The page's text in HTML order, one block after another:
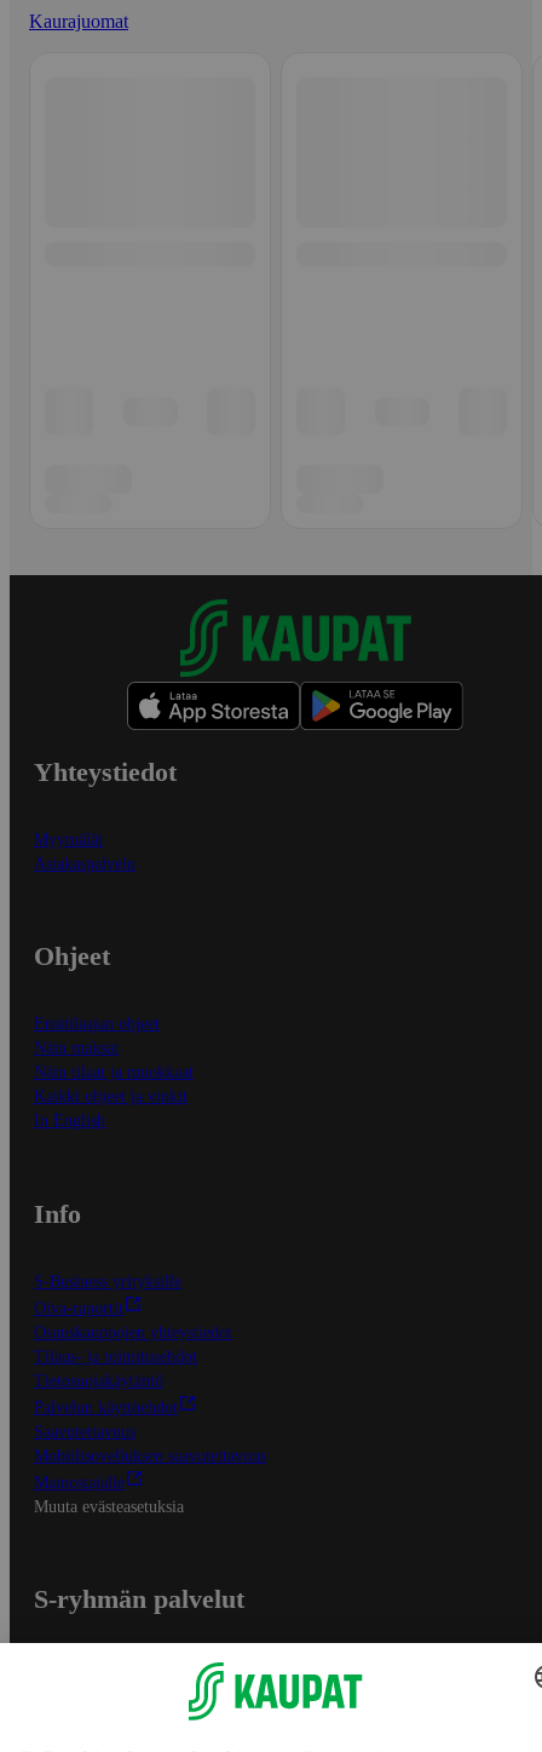
Kaurajuomat
Yhteystiedot
Myymälät
Asiakaspalvelu
Ohjeet
Ensitilaajan ohjeet
Näin maksat
Näin tilaat ja muokkaat
Kaikki ohjeet ja vinkit
In English
Info
S-Business yrityksille
Oiva-raportit
Osuuskauppojen yhteystiedot
Tilaus- ja toimitusehdot
Tietosuojakäytäntö
Palvelun käyttöehdot
Saavutettavuus
Mobiilisovelluksen saavutettavuus
Mainostajalle
Muuta evästeasetuksia
S-ryhmän palvelut
Yhteishyvä Ruoka -sovellus